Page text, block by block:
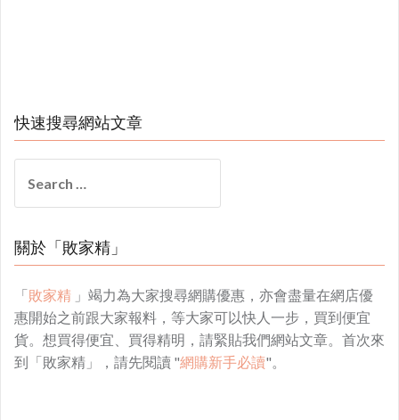
快速搜尋網站文章
for:
關於「敗家精」
「敗家精 」竭力為大家搜尋網購優惠，亦會盡量在網店優
惠開始之前跟大家報料，等大家可以快人一步，買到便宜
貨。想買得便宜、買得精明，請緊貼我們網站文章。首次來
到「敗家精」，請先閱讀 "網購新手必讀"。